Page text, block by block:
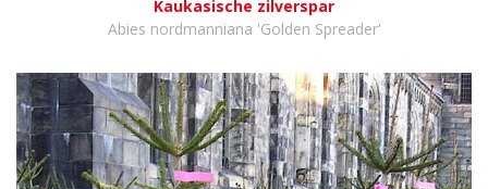
Kaukasische zilverspar
Abies nordmanniana 'Golden Spreader'